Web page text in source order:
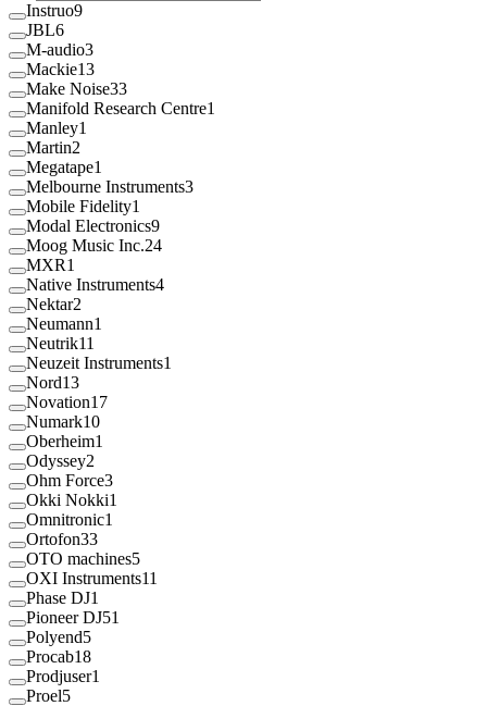
Instruo9
JBL6
M-audio3
Mackie13
Make Noise33
Manifold Research Centre1
Manley1
Martin2
Megatape1
Melbourne Instruments3
Mobile Fidelity1
Modal Electronics9
Moog Music Inc.24
MXR1
Native Instruments4
Nektar2
Neumann1
Neutrik11
Neuzeit Instruments1
Nord13
Novation17
Numark10
Oberheim1
Odyssey2
Ohm Force3
Okki Nokki1
Omnitronic1
Ortofon33
OTO machines5
OXI Instruments11
Phase DJ1
Pioneer DJ51
Polyend5
Procab18
Prodjuser1
Proel5